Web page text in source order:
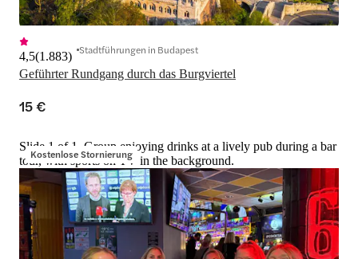
Geführter Rundgang durch das Burgviertel
4,5(1.883) Stadtführungen in Budapest
15 €
Kostenlose Stornierung
Slide 1 of 1, Group enjoying drinks at a lively pub during a bar
tour, with sports on TV in the background.